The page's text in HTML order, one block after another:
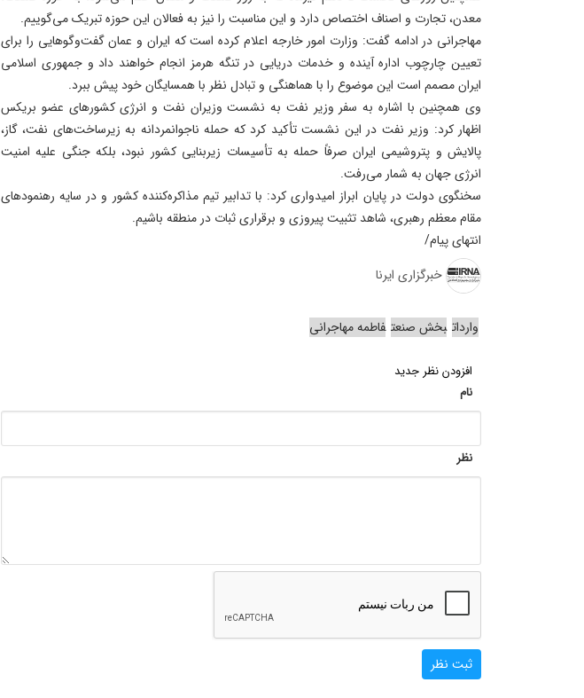
معدن، تجارت و اصناف اختصاص دارد و این مناسبت را نیز به فعالان این حوزه تبریک می‌گوییم.
مهاجرانی در ادامه گفت: وزارت امور خارجه اعلام کرده است که ایران و عمان گفت‌وگوهایی را برای
تعیین چارچوب اداره آینده و خدمات دریایی در تنگه هرمز انجام خواهند داد و جمهوری اسلامی
ایران مصمم است این موضوع را با هماهنگی و تبادل نظر با همسایگان خود پیش ببرد.
وی همچنین با اشاره به سفر وزیر نفت به نشست وزیران نفت و انرژی کشورهای عضو بریکس
اظهار کرد: وزیر نفت در این نشست تأکید کرد که حمله ناجوانمردانه به زیرساخت‌های نفت، گاز،
پالایش و پتروشیمی ایران صرفاً حمله به تأسیسات زیربنایی کشور نبود، بلکه جنگی علیه امنیت
انرژی جهان به شمار می‌رفت.
سخنگوی دولت در پایان ابراز امیدواری کرد: با تدابیر تیم مذاکره‌کننده کشور و در سایه رهنمودهای
مقام معظم رهبری، شاهد تثبیت پیروزی و برقراری ثبات در منطقه باشیم.
انتهای پیام/
خبرگزاری ایرنا
واردات بخش صنعت فاطمه مهاجرانی
افزودن نظر جدید
نام
نظر
ثبت نظر